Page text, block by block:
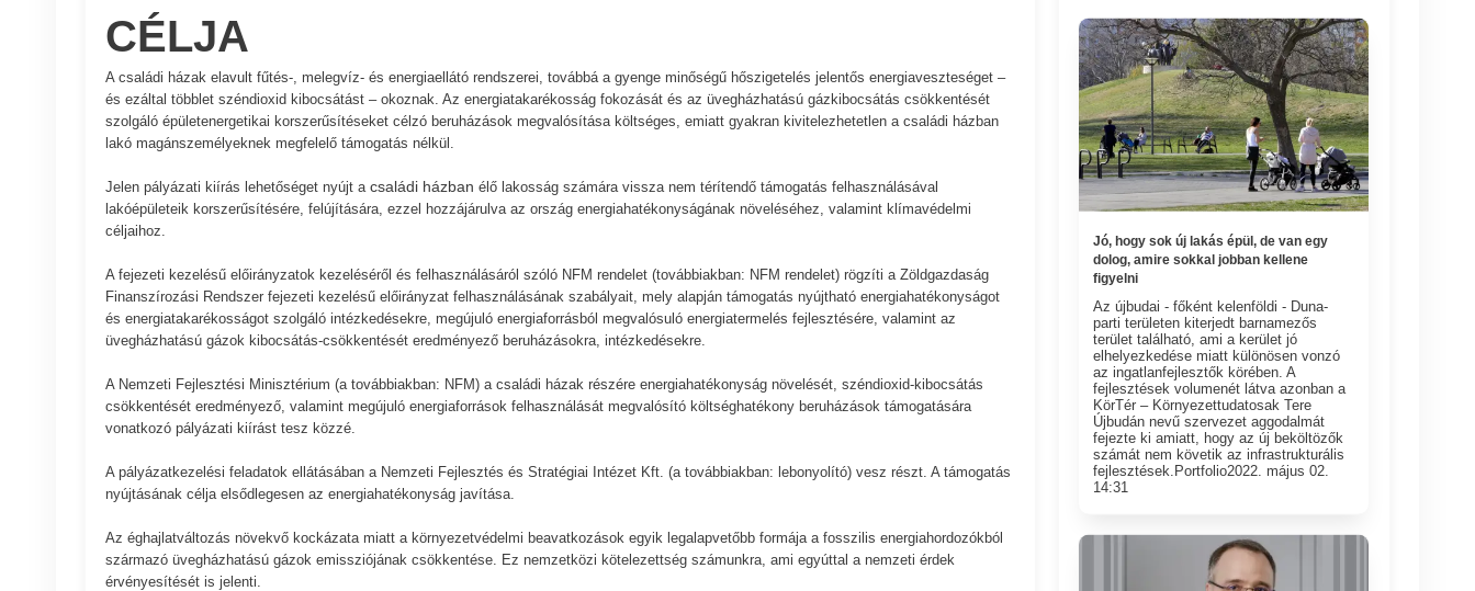
CÉLJA
A családi házak elavult fűtés-, melegvíz- és energiaellátó rendszerei, továbbá a gyenge minőségű hőszigetelés jelentős energiaveszteséget –
és ezáltal többlet széndioxid kibocsátást – okoznak. Az energiatakarékosság fokozását és az üvegházhatású gázkibocsátás csökkentését
szolgáló épületenergetikai korszerűsítéseket célzó beruházások megvalósítása költséges, emiatt gyakran kivitelezhetetlen a családi házban
lakó magánszemélyeknek megfelelő támogatás nélkül.
Jelen pályázati kiírás lehetőséget nyújt a családi házban élő lakosság számára vissza nem térítendő támogatás felhasználásával
lakóépületeik korszerűsítésére, felújítására, ezzel hozzájárulva az ország energiahatékonyságának növeléséhez, valamint klímavédelmi
céljaihoz.
A fejezeti kezelésű előirányzatok kezeléséről és felhasználásáról szóló NFM rendelet (továbbiakban: NFM rendelet) rögzíti a Zöldgazdaság
Finanszírozási Rendszer fejezeti kezelésű előirányzat felhasználásának szabályait, mely alapján támogatás nyújtható energiahatékonyságot
és energiatakarékosságot szolgáló intézkedésekre, megújuló energiaforrásból megvalósuló energiatermelés fejlesztésére, valamint az
üvegházhatású gázok kibocsátás-csökkentését eredményező beruházásokra, intézkedésekre.
A Nemzeti Fejlesztési Minisztérium (a továbbiakban: NFM) a családi házak részére energiahatékonyság növelését, széndioxid-kibocsátás
csökkentését eredményező, valamint megújuló energiaforrások felhasználását megvalósító költséghatékony beruházások támogatására
vonatkozó pályázati kiírást tesz közzé.
A pályázatkezelési feladatok ellátásában a Nemzeti Fejlesztés és Stratégiai Intézet Kft. (a továbbiakban: lebonyolító) vesz részt. A támogatás
nyújtásának célja elsődlegesen az energiahatékonyság javítása.
Az éghajlatváltozás növekvő kockázata miatt a környezetvédelmi beavatkozások egyik legalapvetőbb formája a fosszilis energiahordozókból
származó üvegházhatású gázok emissziójának csökkentése. Ez nemzetközi kötelezettség számunkra, ami egyúttal a nemzeti érdek
érvényesítését is jelenti.
Jó, hogy sok új lakás épül, de van egy
dolog, amire sokkal jobban kellene
figyelni
Az újbudai - főként kelenföldi - Duna-
parti területen kiterjedt barnamezős
terület található, ami a kerület jó
elhelyezkedése miatt különösen vonzó
az ingatlanfejlesztők körében. A
fejlesztések volumenét látva azonban a
KörTér – Környezettudatosak Tere
Újbudán nevű szervezet aggodalmát
fejezte ki amiatt, hogy az új beköltözők
számát nem követik az infrastrukturális
fejlesztések.Portfolio2022. május 02.
14:31